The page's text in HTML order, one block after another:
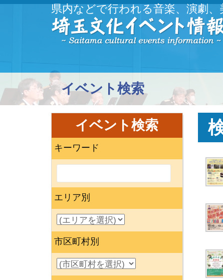
県内などで行われる音楽、演劇
イベント検索
イベント検索
キーワード
エリア別
市区町村別